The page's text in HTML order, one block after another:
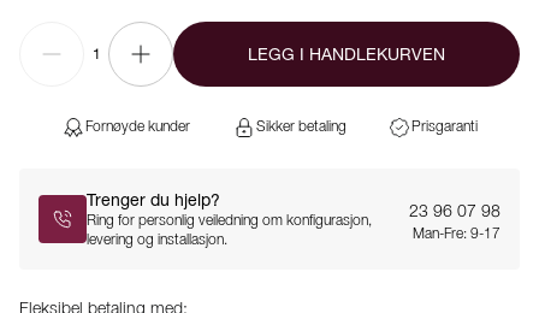
1 LEGG I HANDLEKURVEN
Fornøyde kunder Sikker betaling Prisgaranti
Trenger du hjelp?
Ring for personlig veiledning om konfigurasjon,
levering og installasjon.
23 96 07 98
Man-Fre: 9-17